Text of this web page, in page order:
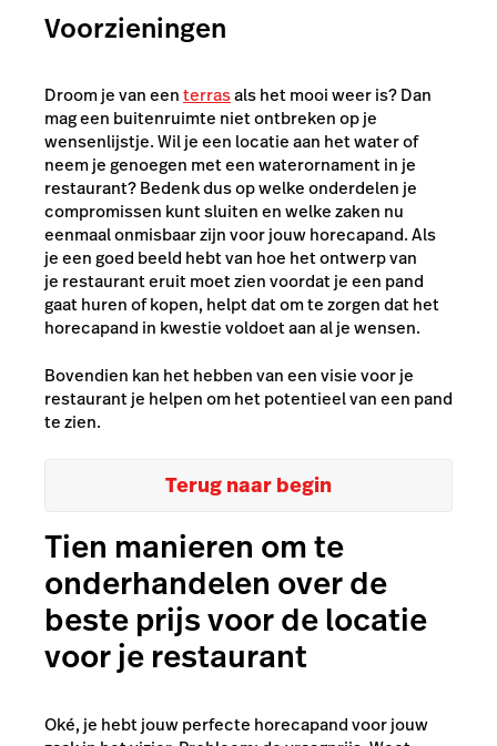
Voorzieningen
Droom je van eenterrasals het mooi weer is? Dan
mag een buitenruimte niet ontbreken op je
wensenlijstje. Wil je een locatie aan het water of
neem je genoegen met een waterornament in je
restaurant? Bedenk dus op welke onderdelen je
compromissen kunt sluiten en welke zaken nu
eenmaal onmisbaar zijn voor jouw horecapand. Als
je een goed beeld hebt van hoe het ontwerp van
je restaurant eruit moet zien voordat je een pand
gaat huren of kopen, helpt dat om te zorgen dat het
horecapand in kwestie voldoet aan al je wensen.
Bovendien kan het hebben van een visie voor je
restaurant je helpen om het potentieel van een pand
te zien.
Terug naar begin
Tien manieren om te
onderhandelen over de
beste prijs voor de locatie
voor je restaurant
Oké, je hebt jouw perfecte horecapand voor jouw